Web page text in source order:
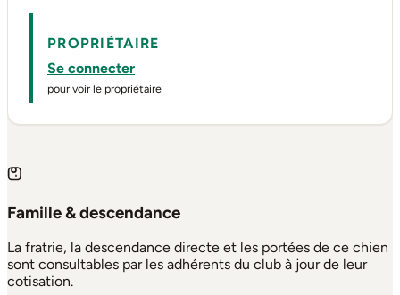
PROPRIÉTAIRE
Se connecter
pour voir le propriétaire
Famille & descendance
La fratrie, la descendance directe et les portées de ce chien
sont consultables par les adhérents du club à jour de leur
cotisation.